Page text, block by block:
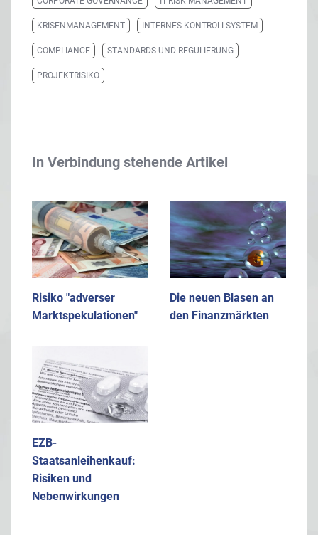
KRISENMANAGEMENT INTERNES KONTROLLSYSTEM
COMPLIANCE STANDARDS UND REGULIERUNG
PROJEKTRISIKO
In Verbindung stehende Artikel
Risiko "adverser
Marktspekulationen"
Die neuen Blasen an
den Finanzmärkten
EZB-
Staatsanleihenkauf:
Risiken und
Nebenwirkungen